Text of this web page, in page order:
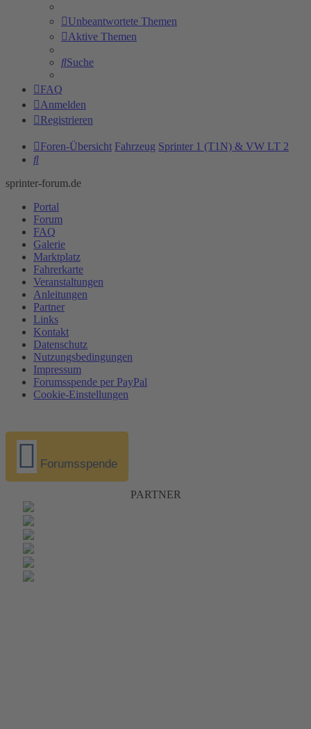
Unbeantwortete Themen
Aktive Themen
Suche
FAQ
Anmelden
Registrieren
Foren-Übersicht Fahrzeug Sprinter 1 (T1N) & VW LT 2
Suche
sprinter-forum.de
Portal
Forum
FAQ
Galerie
Marktplatz
Fahrerkarte
Veranstaltungen
Anleitungen
Partner
Links
Kontakt
Datenschutz
Nutzungsbedingungen
Impressum
Forumsspende per PayPal
Cookie-Einstellungen
Forumsspende
PARTNER